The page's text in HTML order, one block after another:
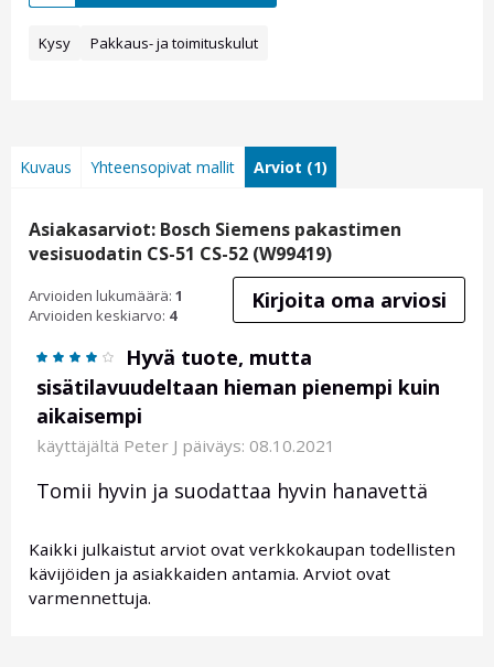
Kysy Pakkaus- ja toimituskulut
Kuvaus Yhteensopivat mallit Arviot (1)
Asiakasarviot: Bosch Siemens pakastimen
vesisuodatin CS-51 CS-52 (W99419)
Arvioiden lukumäärä: 1
Arvioiden keskiarvo: 4
Kirjoita oma arviosi
Hyvä tuote, mutta
sisätilavuudeltaan hieman pienempi kuin
aikaisempi
käyttäjältä Peter J päiväys: 08.10.2021
Tomii hyvin ja suodattaa hyvin hanavettä
Kaikki julkaistut arviot ovat verkkokaupan todellisten
kävijöiden ja asiakkaiden antamia. Arviot ovat
varmennettuja.